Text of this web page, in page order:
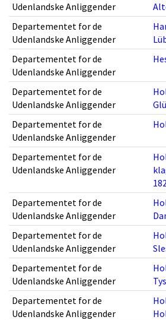
Udenlandske Anliggender
Departementet for de
Udenlandske Anliggender
Departementet for de
Udenlandske Anliggender
Departementet for de
Udenlandske Anliggender
Departementet for de
Udenlandske Anliggender
Departementet for de
Udenlandske Anliggender
Departementet for de
Udenlandske Anliggender
Departementet for de
Udenlandske Anliggender
Departementet for de
Udenlandske Anliggender
Departementet for de
Udenlandske Anliggender